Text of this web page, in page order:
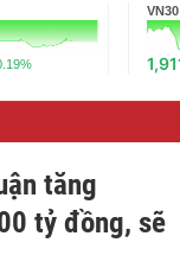
VN30
tăng
tỷ đồng, sẽ